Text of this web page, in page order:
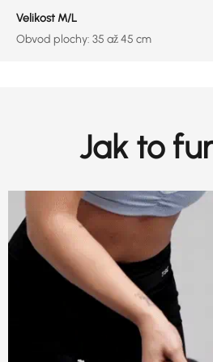
Velikost M/L
Obvod plochy: 35 až 45 cm
Jak to